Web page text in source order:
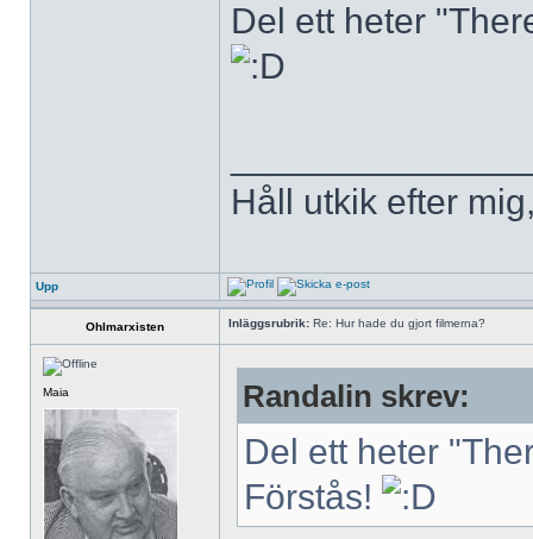
Del ett heter
Håll utkik efter
Upp
Ohlmarxisten Inläggsrubrik: Re: Hur hade du gjort filmerna?
Maia Randalin skrev:
Del ett heter
Förstås!